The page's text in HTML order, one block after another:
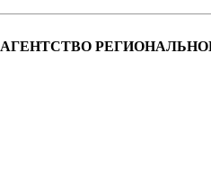
АГЕНТСТВО